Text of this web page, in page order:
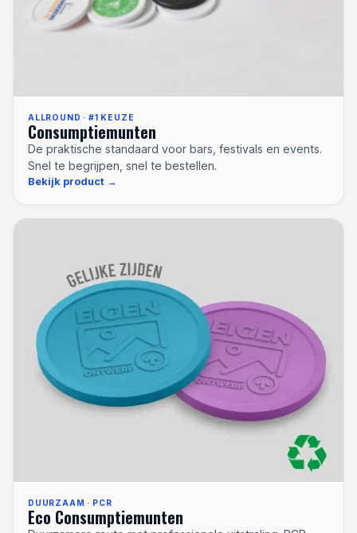
ALLROUND · #1 KEUZE
Consumptiemunten
De praktische standaard voor bars, festivals en events.
Snel te begrijpen, snel te bestellen.
Bekijk product
DUURZAAM · PCR
Eco Consumptiemunten